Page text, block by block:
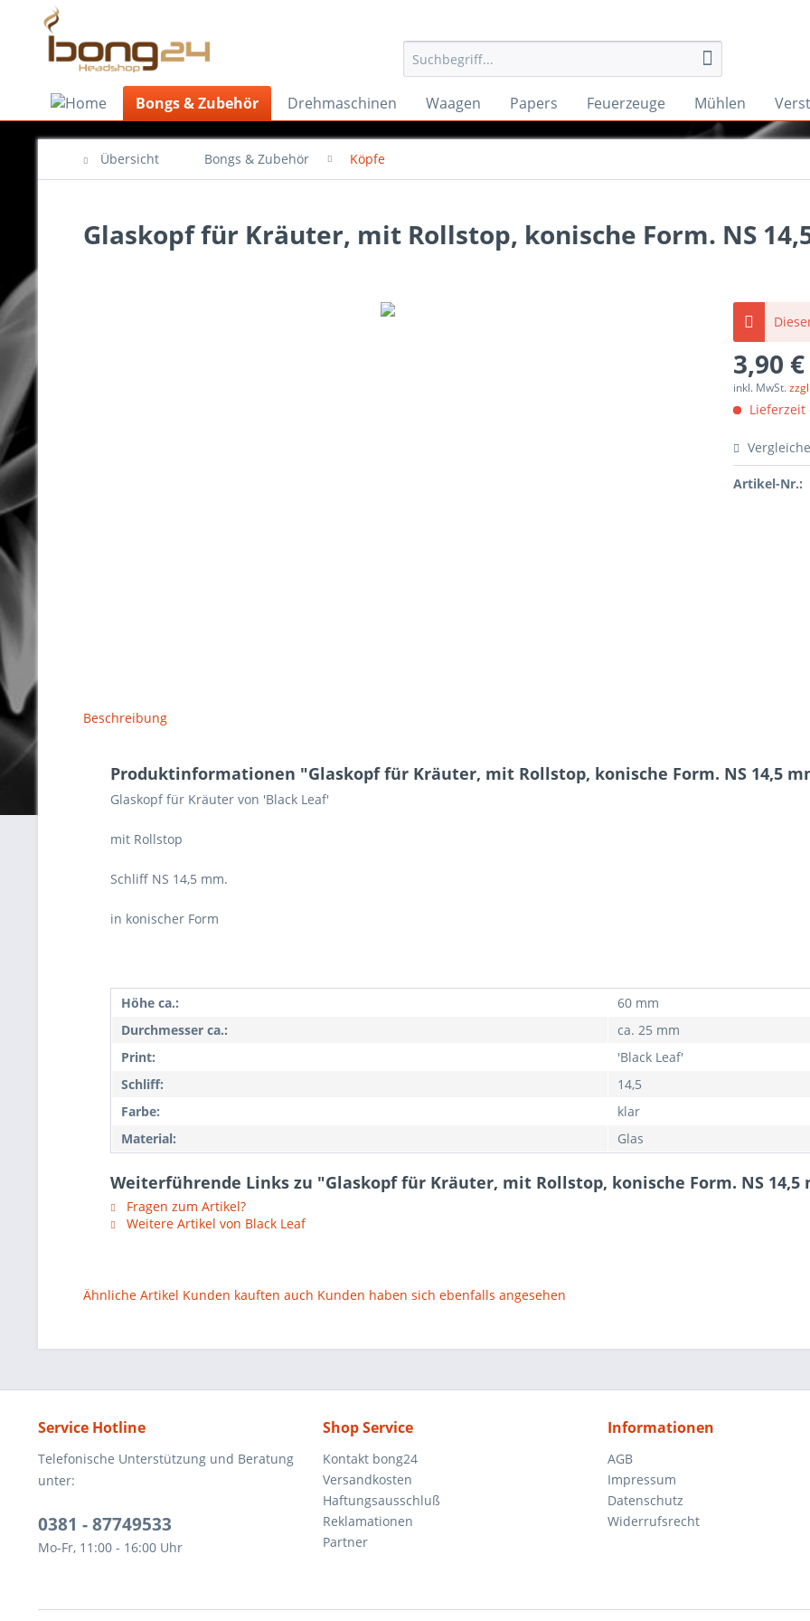
Bongs & Zubehör Drehmaschinen Waagen Papers Feuerzeuge Mühlen
Übersicht Bongs & Zubehör Köpfe
Glaskopf für Kräuter, mit Rollstop, konische Form. NS
3,90
inkl. MwSt.
Lieferzeit
Artikel-Nr.:
Beschreibung
Produktinformationen "Glaskopf für Kräuter, mit Rollstop, konische Form. NS 14,5
Glaskopf für Kräuter von 'Black Leaf'
mit Rollstop
Schliff NS 14,5 mm.
in konischer Form
Höhe ca.:
60 mm
Durchmesser ca.:
ca. 25 mm
Print:
'Black Leaf'
Schliff:
14,5
Farbe:
klar
Material:
Glas
Weiterführende Links zu "Glaskopf für Kräuter, mit Rollstop, konische Form. NS 14,5
Fragen zum Artikel?
Weitere Artikel von Black Leaf
Ähnliche Artikel Kunden kauften auch Kunden haben sich ebenfalls angesehen
Service Hotline
Telefonische Unterstützung und Beratung
unter:
0381 - 87749533
Mo-Fr, 11:00 - 16:00 Uhr
Shop Service
Kontakt bong24
Versandkosten
Haftungsausschluß
Reklamationen
Partner
Informationen
AGB
Impressum
Datenschutz
Widerrufsrecht